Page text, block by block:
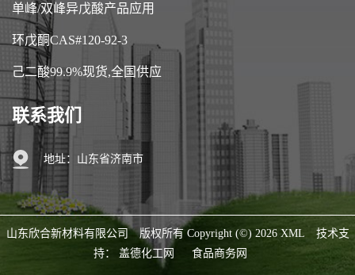
单峰/双峰异戊酸产品应用
环戊酮CAS#120-92-3
己二酸99.9%现货,全国供应
联系我们
地址：山东省济南市
山东欣合新材料有限公司 版权所有 Copyright (©) 2026XML
技术支
持： 盖德化工网 食品商务网